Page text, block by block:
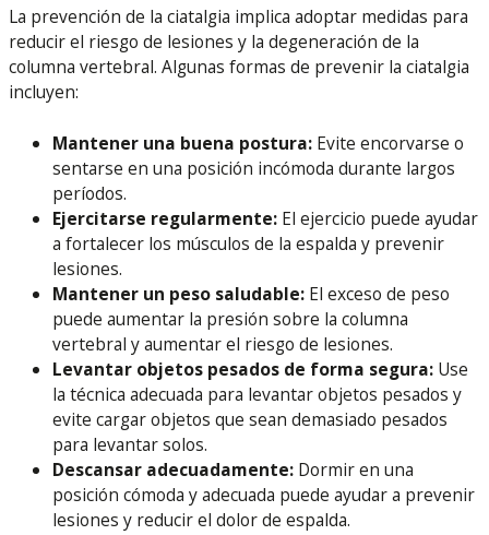
La prevención de la ciatalgia implica adoptar medidas para
reducir el riesgo de lesiones y la degeneración de la
columna vertebral. Algunas formas de prevenir la ciatalgia
incluyen:
Mantener una buena postura: Evite encorvarse o
sentarse en una posición incómoda durante largos
períodos.
Ejercitarse regularmente: El ejercicio puede ayudar
a fortalecer los músculos de la espalda y prevenir
lesiones.
Mantener un peso saludable: El exceso de peso
puede aumentar la presión sobre la columna
vertebral y aumentar el riesgo de lesiones.
Levantar objetos pesados de forma segura: Use
la técnica adecuada para levantar objetos pesados y
evite cargar objetos que sean demasiado pesados
para levantar solos.
Descansar adecuadamente: Dormir en una
posición cómoda y adecuada puede ayudar a prevenir
lesiones y reducir el dolor de espalda.